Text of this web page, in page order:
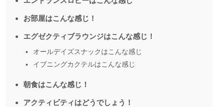
お部屋はこんな感じ！
エグゼクティブラウンジはこんな感じ！
オールデイズスナックはこんな感じ
イブニングカクテルはこんな感じ
朝食はこんな感じ！
アクティビティはどうでしょう！